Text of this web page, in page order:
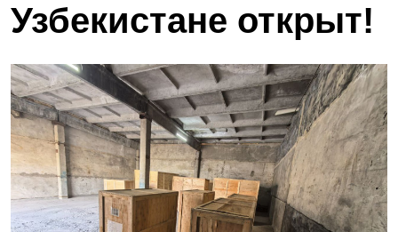
г. Москва, ул. Енисейская, д. 1, стр. 1, пом. 224, эт. 2
+7(926)671-15-44
Обратный вызов
Узбекистане открыт!